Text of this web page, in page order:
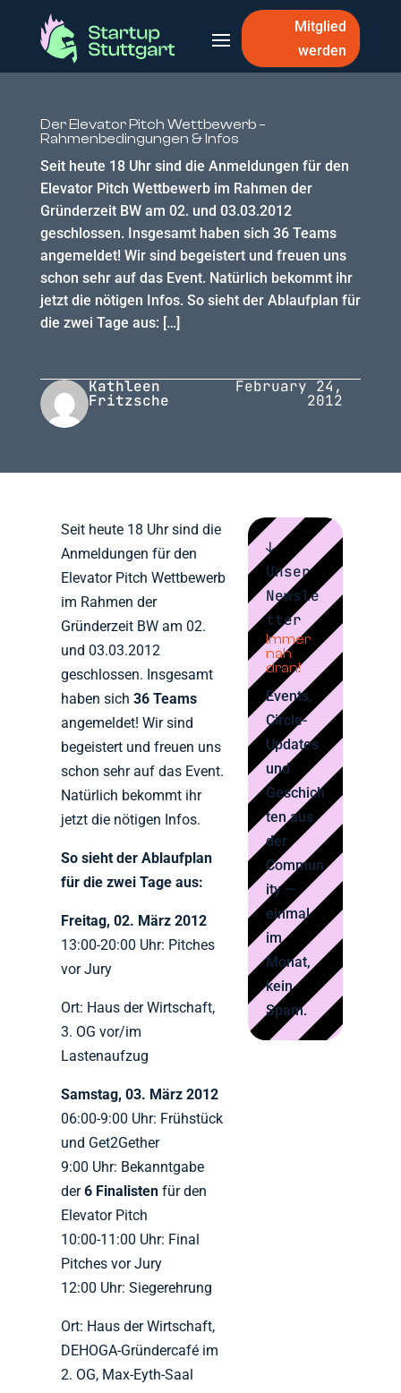
Mitglied
werden
Der Elevator Pitch Wettbewerb –
Rahmenbedingungen & Infos
Seit heute 18 Uhr sind die Anmeldungen für den
Elevator Pitch Wettbewerb im Rahmen der
Gründerzeit BW am 02. und 03.03.2012
geschlossen. Insgesamt haben sich 36 Teams
angemeldet! Wir sind begeistert und freuen uns
schon sehr auf das Event. Natürlich bekommt ihr
jetzt die nötigen Infos. So sieht der Ablaufplan für
die zwei Tage aus: […]
Kathleen
Fritzsche
February 24,
2012
Seit heute 18 Uhr sind die
Anmeldungen für den
Elevator Pitch Wettbewerb
im Rahmen der
Gründerzeit BW am 02.
und 03.03.2012
geschlossen. Insgesamt
haben sich36 Teams
angemeldet! Wir sind
begeistert und freuen uns
schon sehr auf das Event.
Natürlich bekommt ihr
jetzt die nötigen Infos.
So sieht der Ablaufplan
für die zwei Tage aus:
Freitag, 02. März 2012
13:00-20:00 Uhr: Pitches
vor Jury
Ort: Haus der Wirtschaft,
3. OG vor/im
Lastenaufzug
Samstag, 03. März 2012
06:00-9:00 Uhr: Frühstück
und Get2Gether
9:00 Uhr: Bekanntgabe
der6 Finalisten für den
Elevator Pitch
10:00-11:00 Uhr: Final
Pitches vor Jury
12:00 Uhr: Siegerehrung
Ort: Haus der Wirtschaft,
DEHOGA-Gründercafé im
2. OG, Max-Eyth-Saal
↓
Unser
Newsle
tter
Immer
nah
dran!
Events,
Circle-
Updates
und
Geschich
ten aus
der
Commun
ity —
einmal
im
Monat,
kein
Spam.